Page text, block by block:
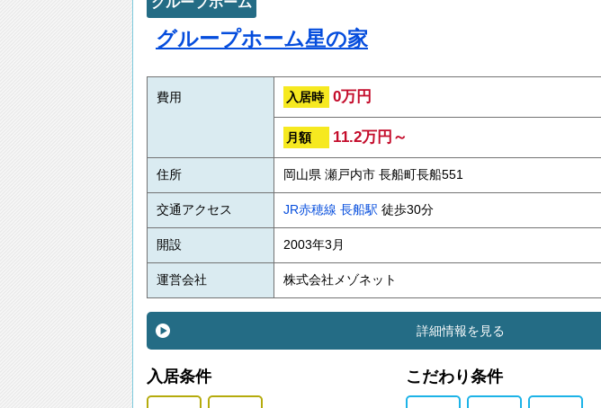
グループホーム星の家
費用 入居時 0万円
月額 11.2万円～
住所 岡山県 瀬戸内市 長船町長船551
交通アクセス JR赤穂線 長船駅 徒歩30分
開設 2003年3月
運営会社 株式会社メゾネット
詳細情報を見る
入居条件 こだわり条件